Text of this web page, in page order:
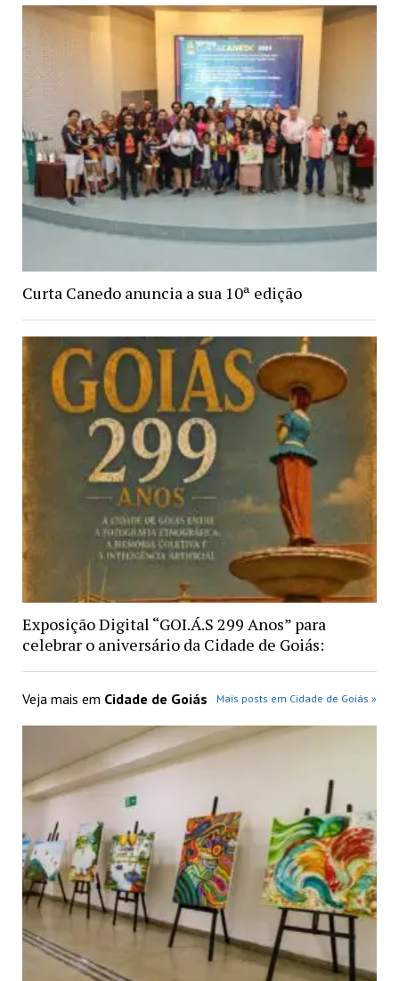
Curta Canedo anuncia a sua 10ª edição
Exposição Digital “GOI.Á.S 299 Anos” para
celebrar o aniversário da Cidade de Goiás:
Veja mais em Cidade de Goiás Mais posts em Cidade de Goiás »